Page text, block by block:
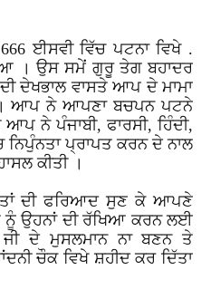
ਈਸਵੀ ਵਿੱਚ ਪਟਨਾ ਵਿਖੇ.
। ਉਸ ਸਮੇਂ ਗੁਰੂ ਤੇਗ ਬਹਾਦਰ
ਦੀ ਦੇਖਭਾਲ ਵਾਸਤੇ ਆਪ ਦੇ ਮਾਮਾ
। ਆਪ ਨੇ ਆਪਣਾ ਬਚਪਨ ਪਟਨੇ
ਆਪ ਨੇ ਪੰਜਾਬੀ, ਫਾਰਸੀ, ਹਿੰਦੀ,
ਨਿਪੁੰਨਤਾ ਪ੍ਰਾਪਤ ਕਰਨ ਦੇ ਨਾਲ
ਕੀਤੀ ।
ਦੀ ਫਰਿਆਦ ਸੁਣ ਕੇ ਆਪਣੇ
ਨੂੰ ਉਹਨਾਂ ਦੀ ਰੱਖਿਆ ਕਰਨ ਲਈ
ਜੀ ਦੇ ਮੁਸਲਮਾਨ ਨਾ ਬਣਨ ਤੇ
ਚੌਕ ਵਿਖੇ ਸ਼ਹੀਦ ਕਰ ਦਿੱਤਾ